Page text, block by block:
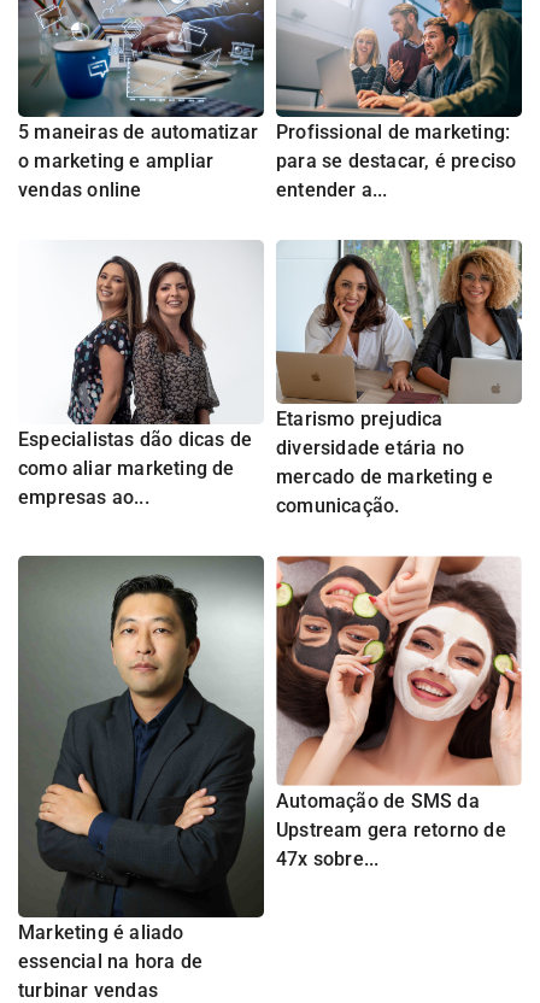
5 maneiras de automatizar
o marketing e ampliar
vendas online
Profissional de marketing:
para se destacar, é preciso
entender a...
Especialistas dão dicas de
como aliar marketing de
empresas ao...
Etarismo prejudica
diversidade etária no
mercado de marketing e
comunicação.
Marketing é aliado
essencial na hora de
turbinar vendas
Automação de SMS da
Upstream gera retorno de
47x sobre...